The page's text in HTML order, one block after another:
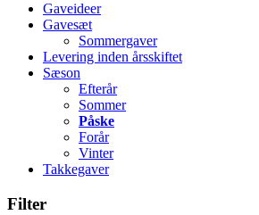
Gaveideer
Gavesæt
Sommergaver
Levering inden årsskiftet
Sæson
Efterår
Sommer
Påske
Forår
Vinter
Takkegaver
Filter